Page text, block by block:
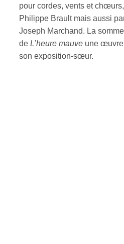
pour cordes, vents et
Philippe Brault mais aussi
Joseph Marchand. La
de L’heure mauve une œuvre
son exposition-sœur.